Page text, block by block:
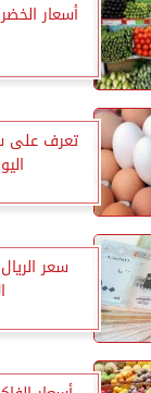
أسعار
تعرف على
سعر